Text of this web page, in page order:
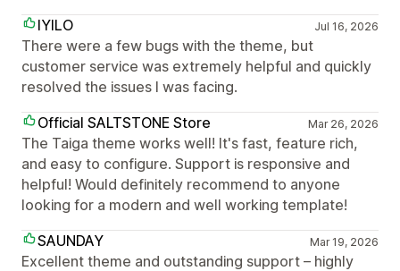
IYILO
Jul 16, 2026
There were a few bugs with the theme, but
customer service was extremely helpful and quickly
resolved the issues I was facing.
Official SALTSTONE Store
Mar 26, 2026
The Taiga theme works well! It's fast, feature rich,
and easy to configure. Support is responsive and
helpful! Would definitely recommend to anyone
looking for a modern and well working template!
SAUNDAY
Mar 19, 2026
Excellent theme and outstanding support – highly